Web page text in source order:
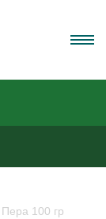
Пера 100 гр